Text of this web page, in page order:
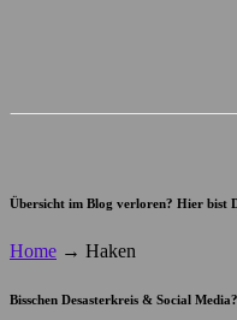
Übersicht im Blog verloren? Hier bist
Home → Haken
Bisschen Desasterkreis & Social Media?